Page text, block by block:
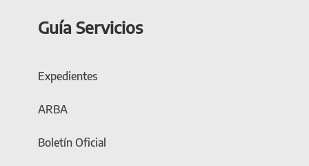
Guía Servicios
Expedientes
ARBA
Boletín Oficial